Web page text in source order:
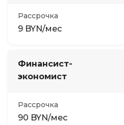
Рассрочка
9 BYN/мес
Финансист-
экономист
Рассрочка
90 BYN/мес